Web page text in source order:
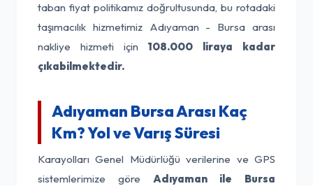
taban fiyat politikamız doğrultusunda, bu rotadaki
taşımacılık hizmetimiz Adıyaman - Bursa arası
nakliye hizmeti için 108.000 liraya kadar
çıkabilmektedir.
Adıyaman Bursa Arası Kaç
Km? Yol ve Varış Süresi
Karayolları Genel Müdürlüğü verilerine ve GPS
sistemlerimize göre Adıyaman ile Bursa